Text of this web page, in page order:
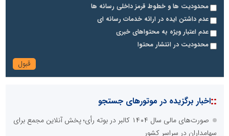
محدودیت ها و خطوط قرمز داخلی رسانه ها
عدم داشتن ایده در ارائه خدمات رسانه ای
عدم اعتبار ویژه به محتواهای خبری
محدودیت در انتشار محتوا
::اخبار برگزیده در موتورهای جستجو
صورت‌های مالی سال ۱۴۰۴ کالبر در بوته رأی؛ پخش آنلاین مجمع برای
سهامداران در سراسر کشور